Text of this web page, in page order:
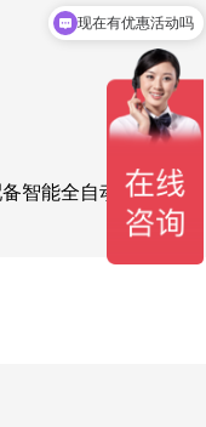
智能全自动控制系
立即报价